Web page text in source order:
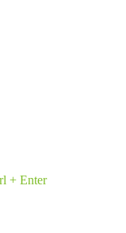
+ Enter